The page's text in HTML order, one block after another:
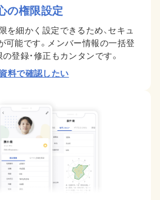
の権限設定
を細かく設定できるため、セキュ
可能です。メンバー情報の一括登
登録・修正もカンタンです。
資料で確認したい